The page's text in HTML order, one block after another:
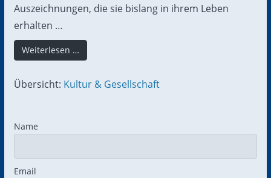
Auszeichnungen, die sie bislang in ihrem Leben
erhalten …
Weiterlesen …
Übersicht: Kultur & Gesellschaft
Name
Email